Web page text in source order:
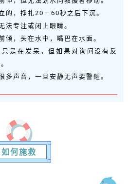
的，挣扎20－60秒之后下沉。
法专注或闭上眼睛。
倾，头在水中，嘴巴在水面。
是在发呆，但如果对询问没有反
多声音，一旦安静无声要警醒。
如何施救